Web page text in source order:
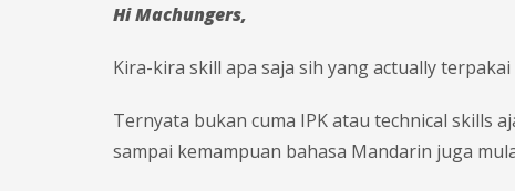
Hi Machungers,
Kira-kira skill apa saja sih yang actually
Ternyata bukan cuma IPK atau technical skills
sampai kemampuan bahasa Mandarin juga